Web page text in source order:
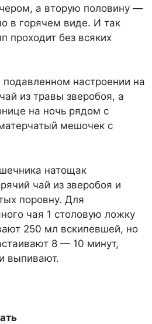
а вторую половину —
в горячем виде. И так
проходит без всяких
настроении на
из травы зверобоя, а
на ночь рядом с
мешочек с
натощак
чай из зверобоя и
поровну. Для
чая 1 столовую ложку
250 мл вскипевшей, но
8 — 10 минут,
выпивают.